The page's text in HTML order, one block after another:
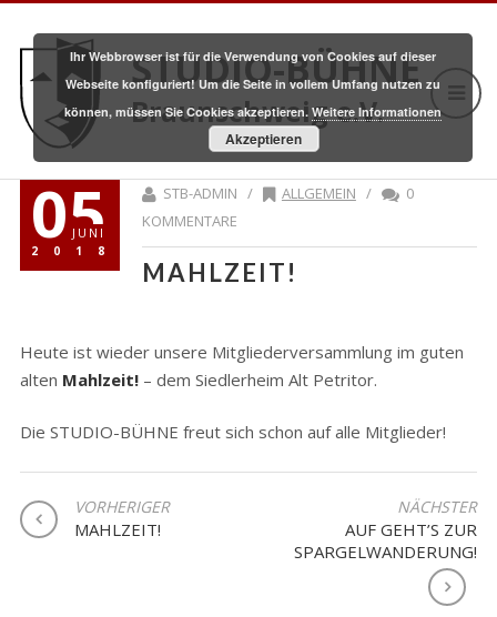
STUDIO-BÜHNE
Braunschweig e.V.
05
JUNI
2018
STB-ADMIN / ALLGEMEIN /
0
KOMMENTARE
MAHLZEIT!
Heute ist wieder unsere Mitgliederversammlung im guten
alten Mahlzeit!– dem Siedlerheim Alt Petritor.
Die STUDIO-BÜHNE freut sich schon auf alle Mitglieder!
BEITRAGSNAVIGATION
VORHERIGER
MAHLZEIT!
NÄCHSTER
AUF GEHT’S ZUR
SPARGELWANDERUNG!
Ihr Webbrowser ist für die Verwendung von Cookies auf dieser
Webseite konfiguriert! Um die Seite in vollem Umfang nutzen zu
können, müssen Sie Cookies akzeptieren. Weitere Informationen
Akzeptieren